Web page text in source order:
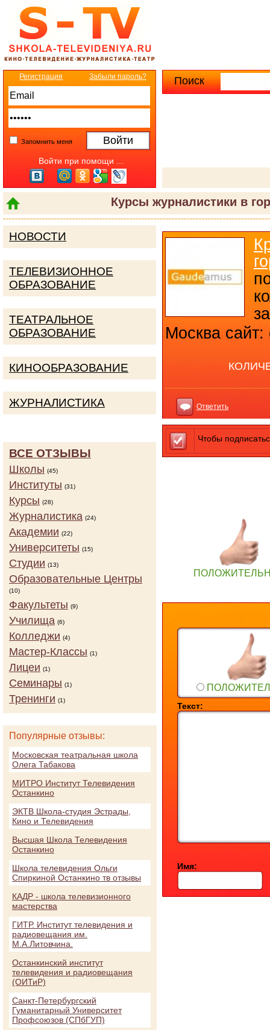
Поиск
Курсы журналистики в
Регистрация Забыли пароль?
Запомнить меня
Войти при помощи ...
Москва сайт:
Ответить
Чтобы
Текст:
Имя:
НОВОСТИ
ТЕЛЕВИЗИОННОЕ
ОБРАЗОВАНИЕ
ТЕАТРАЛЬНОЕ
ОБРАЗОВАНИЕ
КИНООБРАЗОВАНИЕ
ЖУРНАЛИСТИКА
ВСЕ ОТЗЫВЫ
Школы (45)
Институты (31)
Курсы (28)
Журналистика (24)
Академии (22)
Университеты (15)
Студии (13)
Образовательные Центры
(10)
Факультеты (9)
Училища (6)
Колледжи (4)
Мастер-Классы (1)
Лицеи (1)
Семинары (1)
Тренинги (1)
Популярные отзывы:
Московская театральная школа
Олега Табакова
МИТРО Институт Телевидения
Останкино
ЭКТВ Школа-студия Эстрады,
Кино и Телевидения
Высшая Школа Телевидения
Останкино
Школа телевидения Ольги
Спиркиной Останкино тв отзывы
КАДР - школа телевизионного
мастерства
ГИТР. Институт телевидения и
радиовещания им.
М.А.Литовчина.
Останкинский институт
телевидения и радиовещания
(ОИТиР)
Санкт-Петербургский
Гуманитарный Университет
Профсоюзов (СПбГУП)